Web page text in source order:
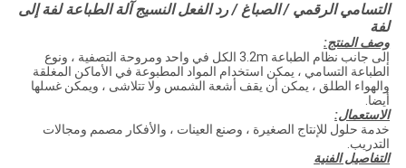
التسامي الرقمي / الصباغ / رد الفعل النسيج آلة الطباعة لفة إلى
لفة
وصف المنتج:
إلى جانب نظام الطباعة 3.2m الكل في واحد ومروحة التصفية ، ونوع
الطباعة التسامي ، يمكن استخدام المواد المطبوعة في الأماكن المغلقة
والهواء الطلق ، يمكن أن يقف أشعة الشمس ولا تتلاشى ، ويمكن غسلها
أيضا.
الاستعمال:
خدمة حلول للإنتاج الصغيرة ، وصنع العينات ، والأفكار مصمم ومجالات
التدريب.
التفاصيل الفنية